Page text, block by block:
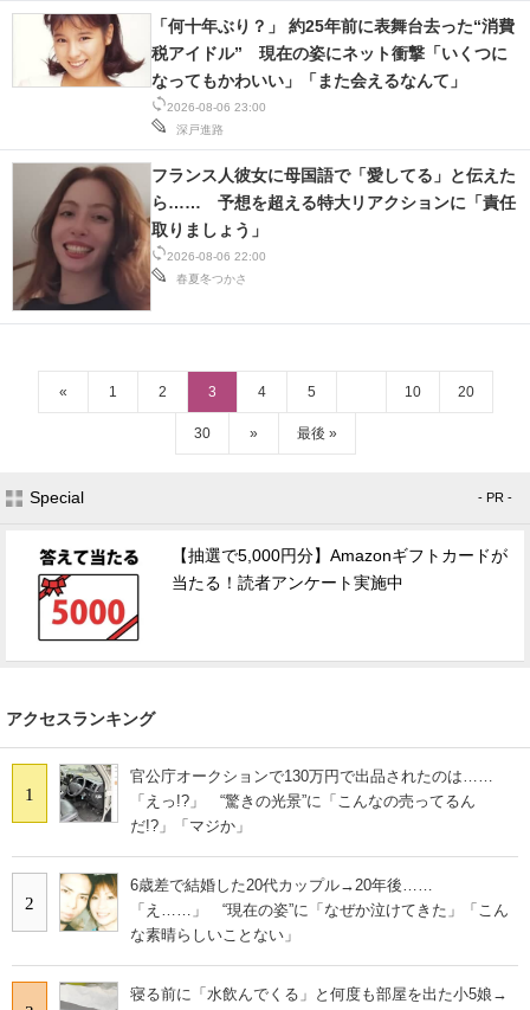
2026-08-06 23:00
深戸進路
「何十年ぶり？」 約25年前に表舞台去った“消費
税アイドル” 現在の姿にネット衝撃「いくつに
なってもかわいい」「また会えるなんて」
2026-08-06 22:00
春夏冬つかさ
フランス人彼女に母国語で「愛してる」と伝えた
ら…… 予想を超える特大リアクションに「責任
取りましょう」
« 1 2 3 4 5 10 20
30 » 最後 »
Special - PR -
【抽選で5,000円分】Amazonギフトカードが
当たる！読者アンケート実施中
アクセスランキング
1
官公庁オークションで130万円で出品されたのは……
「えっ!?」 “驚きの光景”に「こんなの売ってるん
だ!?」「マジか」
2
6歳差で結婚した20代カップル→20年後……
「え……」 “現在の姿”に「なぜか泣けてきた」「こん
な素晴らしいことない」
寝る前に「水飲んでくる」と何度も部屋を出た小5娘→